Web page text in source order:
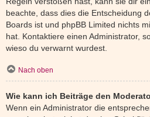
beachte, dass dies die Entscheidung
Boards ist und phpBB Limited nichts
hat. Kontaktiere einen Administrator,
wieso du verwarnt wurdest.
Nach oben
Wie kann ich Beiträge den
Wenn ein Administrator die